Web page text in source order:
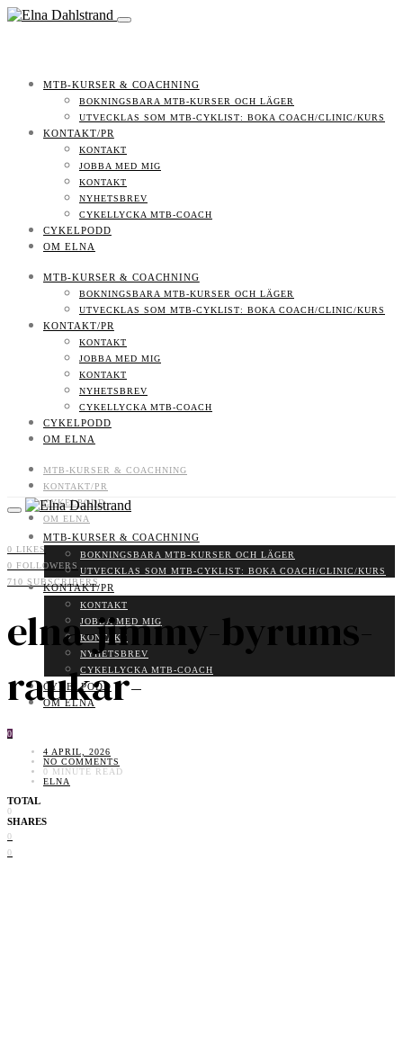
MTB-KURSER & COACHNING
BOKNINGSBARA MTB-KURSER OCH LÄGER
UTVECKLAS SOM MTB-CYKLIST: BOKA COACH/CLINIC/KURS
KONTAKT/PR
KONTAKT
JOBBA MED MIG
KONTAKT
NYHETSBREV
CYKELLYCKA MTB-COACH
CYKELPODD
OM ELNA
MTB-KURSER & COACHNING
BOKNINGSBARA MTB-KURSER OCH LÄGER
UTVECKLAS SOM MTB-CYKLIST: BOKA COACH/CLINIC/KURS
KONTAKT/PR
KONTAKT
JOBBA MED MIG
KONTAKT
NYHETSBREV
CYKELLYCKA MTB-COACH
CYKELPODD
OM ELNA
MTB-KURSER & COACHNING
KONTAKT/PR
CYKELPODD
OM ELNA
0 LIKES
0 FOLLOWERS
710 SUBSCRIBERS
MTB-KURSER & COACHNING
BOKNINGSBARA MTB-KURSER OCH LÄGER
UTVECKLAS SOM MTB-CYKLIST: BOKA COACH/CLINIC/KURS
KONTAKT/PR
KONTAKT
JOBBA MED MIG
KONTAKT
NYHETSBREV
CYKELLYCKA MTB-COACH
CYKELPODD
OM ELNA
0
elna-jimmy-byrums-
raukar-
4 APRIL, 2026
NO COMMENTS
0 MINUTE READ
ELNA
TOTAL
0
SHARES
0
0